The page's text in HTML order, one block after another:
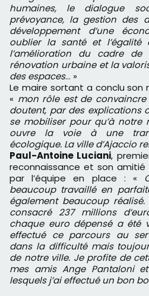
humaines, le dialogue
prévoyance, la gestion des
développement d’une
oublier la santé et l’égalité
l’amélioration du cadre
rénovation urbaine et la
des espaces… »
Le maire sortant a conclu son
« mon rôle est de
doutent, par des explications
se mobiliser pour qu’à notre
ouvre la voie à une
écologique. La ville d’Ajaccio
Paul-Antoine Luciani,
reconnaissance et son
par l’équipe en place : «
beaucoup travaillé en
également beaucoup
consacré 237 millions
chaque euro dépensé a été
effectué ce parcours au
dans la difficulté mais
de notre ville. Je profite de
mes amis Ange Pantaloni
lesquels j’ai effectué un bon